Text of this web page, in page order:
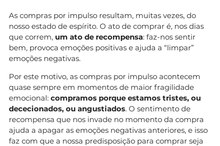
As compras por impulso resultam, muitas vezes, do
nosso estado de espírito. O ato de comprar é, nos dias
que correm, um ato de recompensa: faz-nos sentir
bem, provoca emoções positivas e ajuda a “limpar”
emoções negativas.
Por este motivo, as compras por impulso acontecem
quase sempre em momentos de maior fragilidade
emocional: compramos porque estamos tristes, ou
dececionados, ou angustiados. O sentimento de
recompensa que nos invade no momento da compra
ajuda a apagar as emoções negativas anteriores, e isso
faz com que a nossa predisposição para comprar seja